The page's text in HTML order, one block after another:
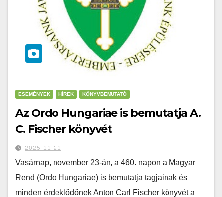
ESEMÉNYEK HÍREK KÖNYVBEMUTATÓ
Az Ordo Hungariae is bemutatja A.
C. Fischer könyvét
2025-11-21
Vasárnap, november 23-án, a 460. napon a Magyar
Rend (Ordo Hungariae) is bemutatja tagjainak és
minden érdeklődőnek Anton Carl Fischer könyvét a